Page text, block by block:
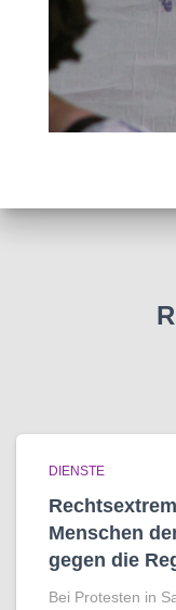
DIENSTE
Menschen
gegen die
Bei Protesten in